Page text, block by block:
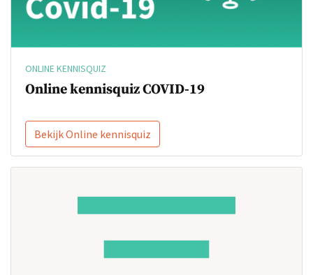
ONLINE KENNISQUIZ
Online kennisquiz COVID-19
Bekijk Online kennisquiz